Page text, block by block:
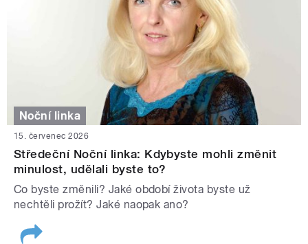
Noční linka
15. červenec 2026
Středeční Noční linka: Kdybyste mohli změnit
minulost, udělali byste to?
Co byste změnili? Jaké období života byste už
nechtěli prožít? Jaké naopak ano?